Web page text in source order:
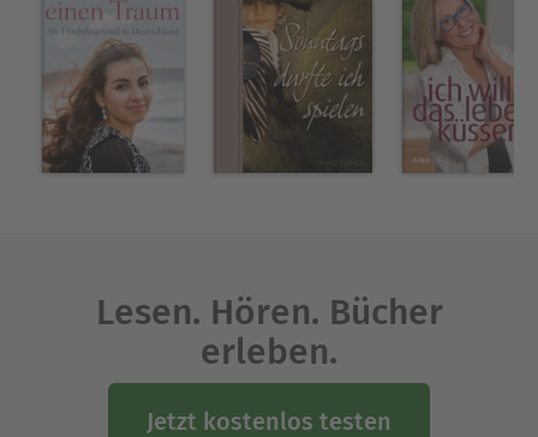
Lesen. Hören. Bücher
erleben.
Jetzt kostenlos testen